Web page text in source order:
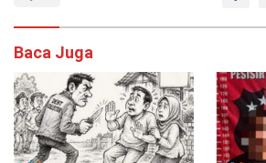
Baca Juga